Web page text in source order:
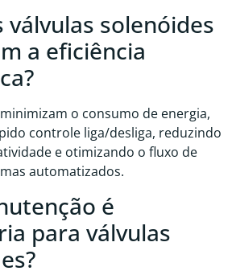
válvulas solenóides
a eficiência
o consumo de energia,
controle liga/desliga, reduzindo
e otimizando o fluxo de
automatizados.
é
para válvulas